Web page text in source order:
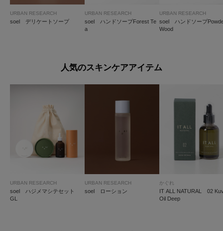
URBAN RESEARCH
soel デリケートソープ
URBAN RESEARCH
soel ハンドソープForest Te
a
URBAN RESEARCH
soel ハンドソープ
Wood
人気のスキンケアアイテム
URBAN RESEARCH
soel ハジメマシテセット
GL
URBAN RESEARCH
soel ローション
かぐれ
IT ALL NATURAL 02
Oil Deep